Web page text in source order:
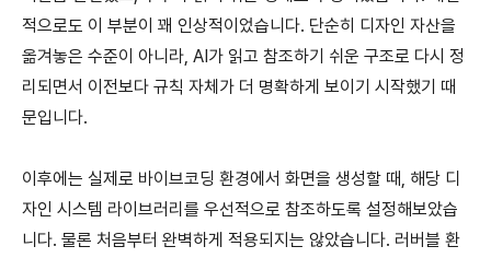
적으로도 이 부분이 꽤 인상적이었습니다. 단순히 디자인 자산을
옮겨놓은 수준이 아니라, AI가 읽고 참조하기 쉬운 구조로 다시 정
리되면서 이전보다 규칙 자체가 더 명확하게 보이기 시작했기 때
문입니다.
이후에는 실제로 바이브코딩 환경에서 화면을 생성할 때, 해당 디
자인 시스템 라이브러리를 우선적으로 참조하도록 설정해보았습
니다. 물론 처음부터 완벽하게 적용되지는 않았습니다. 러버블 환